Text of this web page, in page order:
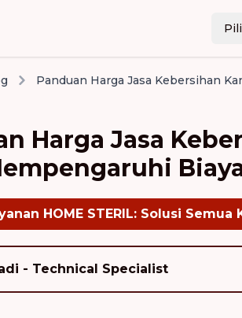
Harga Jasa
HOME STERIL: Solusi
- Technical Specialist